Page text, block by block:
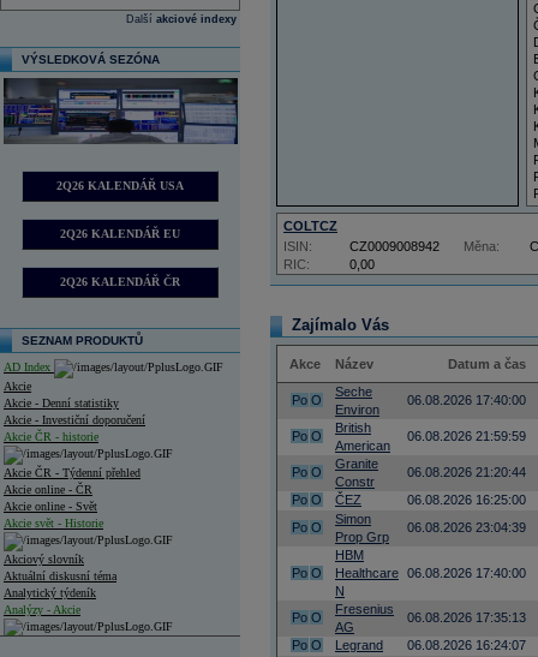
Další akciové indexy
VÝSLEDKOVÁ SEZÓNA
2Q26 KALENDÁŘ USA
2Q26 KALENDÁŘ EU
2Q26 KALENDÁŘ ČR
SEZNAM PRODUKTŮ
AD Index
Akcie
Akcie - Denní statistiky
Akcie - Investiční doporučení
Akcie ČR - historie
Akcie ČR - Týdenní přehled
Akcie online - ČR
Akcie online - Svět
Akcie svět - Historie
Akciový slovník
Aktuální diskusní téma
Analytický týdeník
Analýzy - Akcie
COLTCZ
RIC: 0,00
ISIN: CZ0009008942 Měna:
Zajímalo Vás
Akce Název Datum a čas
Po O
Seche
Environ
06.08.2026 17:40:00
Po O
British
American
06.08.2026 21:59:59
Po O
Granite
Constr
06.08.2026 21:20:44
Po O ČEZ
06.08.2026 16:25:00
Po O
Simon
Prop Grp
06.08.2026 23:04:39
Po O
HBM
Healthcare
N
06.08.2026 17:40:00
Po O
Fresenius
AG
06.08.2026 17:35:13
Po O Legrand 06.08.2026 16:24:07